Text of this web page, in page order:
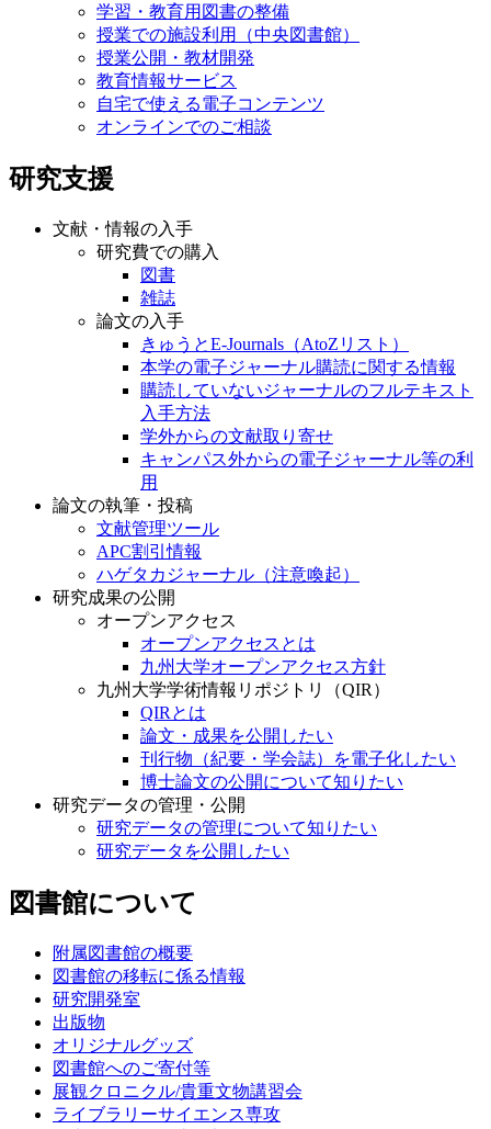
学習・教育用図書の整備
授業での施設利用（中央図書館）
授業公開・教材開発
教育情報サービス
自宅で使える電子コンテンツ
オンラインでのご相談
研究支援
文献・情報の入手
研究費での購入
図書
雑誌
論文の入手
きゅうとE-Journals（AtoZリスト）
本学の電子ジャーナル購読に関する情報
購読していないジャーナルのフルテキスト
入手方法
学外からの文献取り寄せ
キャンパス外からの電子ジャーナル等の利
用
論文の執筆・投稿
文献管理ツール
APC割引情報
ハゲタカジャーナル（注意喚起）
研究成果の公開
オープンアクセス
オープンアクセスとは
九州大学オープンアクセス方針
九州大学学術情報リポジトリ（QIR）
QIRとは
論文・成果を公開したい
刊行物（紀要・学会誌）を電子化したい
博士論文の公開について知りたい
研究データの管理・公開
研究データの管理について知りたい
研究データを公開したい
図書館について
附属図書館の概要
図書館の移転に係る情報
研究開発室
出版物
オリジナルグッズ
図書館へのご寄付等
展観クロニクル/貴重文物講習会
ライブラリーサイエンス専攻